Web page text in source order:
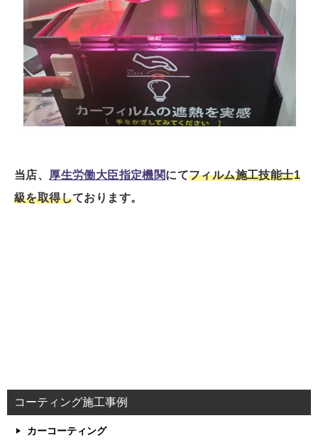
当店、 厚生労働大臣指定機関にてフィルム施工技能士1
級を取得しております。
コーティング施工事例
カーコーティング